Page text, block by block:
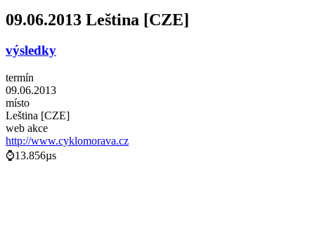
09.06.2013 Leština [CZE]
výsledky
termín
09.06.2013
místo
Leština [CZE]
web akce
http://www.cyklomorava.cz
⌚13.856µs